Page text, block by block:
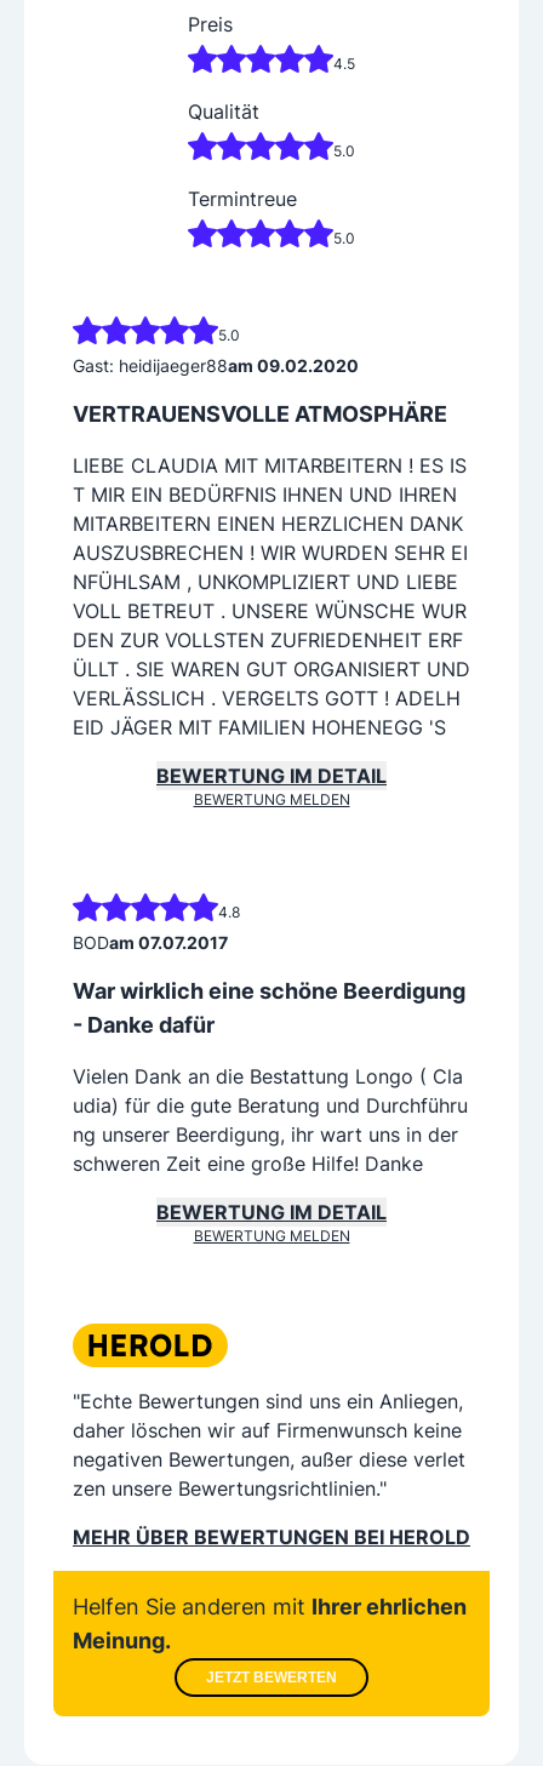
Preis
4.5
Qualität
5.0
Termintreue
5.0
5.0
Gast: heidijaeger88am 09.02.2020
VERTRAUENSVOLLE ATMOSPHÄRE
LIEBE CLAUDIA MIT MITARBEITERN ! ES IS
T MIR EIN BEDÜRFNIS IHNEN UND IHREN
MITARBEITERN EINEN HERZLICHEN DANK
AUSZUSBRECHEN ! WIR WURDEN SEHR EI
NFÜHLSAM , UNKOMPLIZIERT UND LIEBE
VOLL BETREUT . UNSERE WÜNSCHE WUR
DEN ZUR VOLLSTEN ZUFRIEDENHEIT ERF
ÜLLT . SIE WAREN GUT ORGANISIERT UND
VERLÄSSLICH . VERGELTS GOTT ! ADELH
EID JÄGER MIT FAMILIEN HOHENEGG 'S
BEWERTUNG IM DETAIL
BEWERTUNG MELDEN
4.8
BODam 07.07.2017
War wirklich eine schöne Beerdigung
- Danke dafür
Vielen Dank an die Bestattung Longo ( Cla
udia) für die gute Beratung und Durchführu
ng unserer Beerdigung, ihr wart uns in der
schweren Zeit eine große Hilfe! Danke
BEWERTUNG IM DETAIL
BEWERTUNG MELDEN
"Echte Bewertungen sind uns ein Anliegen,
daher löschen wir auf Firmenwunsch keine
negativen Bewertungen, außer diese verlet
zen unsere Bewertungsrichtlinien."
MEHR ÜBER BEWERTUNGEN BEI HEROLD
Helfen Sie anderen mit Ihrer ehrlichen
Meinung.
JETZT BEWERTEN